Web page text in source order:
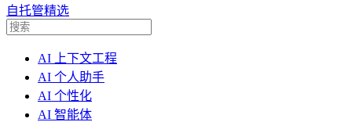
自托管精选
AI 上下文工程
AI 个人助手
AI 个性化
AI 智能体